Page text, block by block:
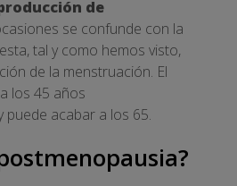
de
se confunde con la
tal y como hemos visto,
de la menstruación. El
los 45 años
puede acabar a los 65.